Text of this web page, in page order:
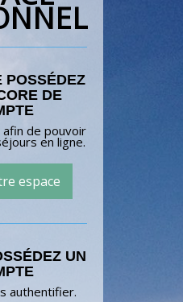
POSSÉDEZ
DE
de pouvoir
en ligne.
espace
UN
authentifier.